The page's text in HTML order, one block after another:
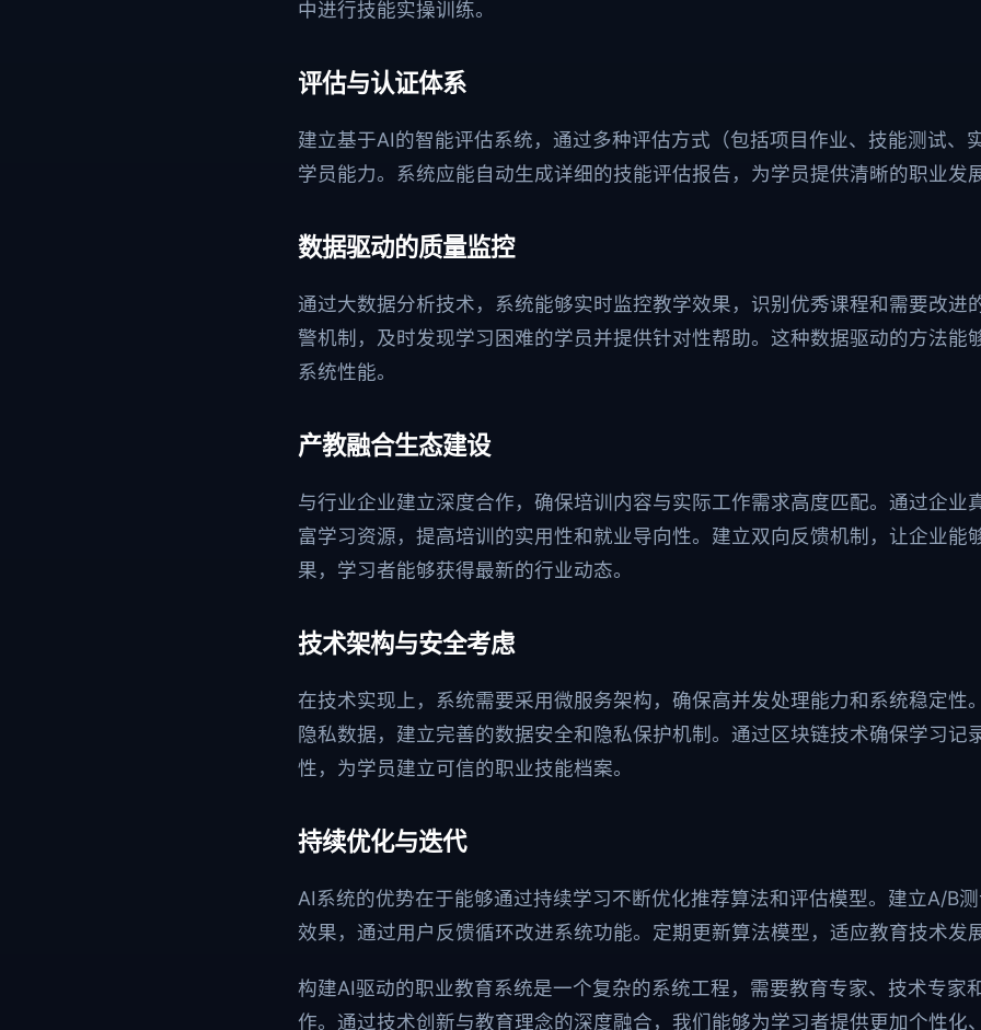
中进行技能实操训练。
评估与认证体系
建立基于AI的智能评估系统，通过多种评估方式（包括项目作业、技能测试、
学员能力。系统应能自动生成详细的技能评估报告，为学员提供清晰的职业发
数据驱动的质量监控
通过大数据分析技术，系统能够实时监控教学效果，识别优秀课程和需要改进
警机制，及时发现学习困难的学员并提供针对性帮助。这种数据驱动的方法能
系统性能。
产教融合生态建设
与行业企业建立深度合作，确保培训内容与实际工作需求高度匹配。通过企业
富学习资源，提高培训的实用性和就业导向性。建立双向反馈机制，让企业能
果，学习者能够获得最新的行业动态。
技术架构与安全考虑
在技术实现上，系统需要采用微服务架构，确保高并发处理能力和系统稳定性
隐私数据，建立完善的数据安全和隐私保护机制。通过区块链技术确保学习记
性，为学员建立可信的职业技能档案。
持续优化与迭代
AI系统的优势在于能够通过持续学习不断优化推荐算法和评估模型。建立A/B
效果，通过用户反馈循环改进系统功能。定期更新算法模型，适应教育技术发
构建AI驱动的职业教育系统是一个复杂的系统工程，需要教育专家、技术专家
作。通过技术创新与教育理念的深度融合，我们能够为学习者提供更加个性化